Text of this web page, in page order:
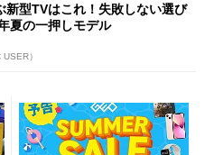
新型TVはこれ！失敗しない選び
夏の一押しモデル
）